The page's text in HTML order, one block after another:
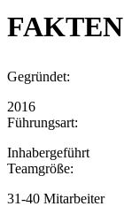
FAKTEN
Gegründet:
2016
Führungsart:
Inhabergeführt
Teamgröße:
31-40 Mitarbeiter